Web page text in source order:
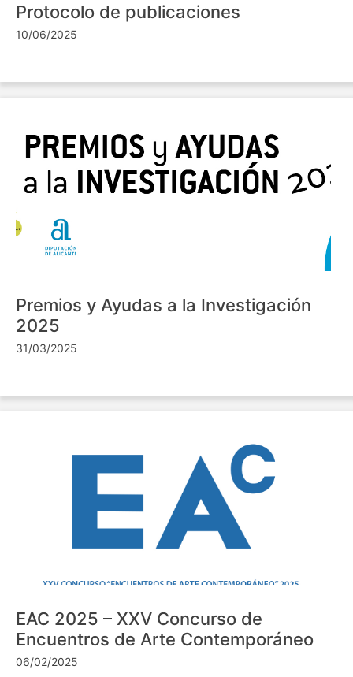
Protocolo de publicaciones
10/06/2025
Premios y Ayudas a la Investigación
2025
31/03/2025
EAC 2025 – XXV Concurso de
Encuentros de Arte Contemporáneo
06/02/2025